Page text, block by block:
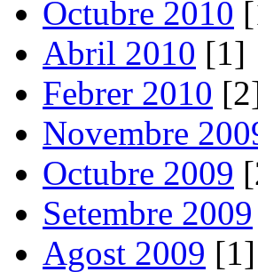
Octubre 2010
Abril 2010 [1]
Febrer 2010
Novembre
Octubre 2009
Setembre 2009
Agost 2009 [1]